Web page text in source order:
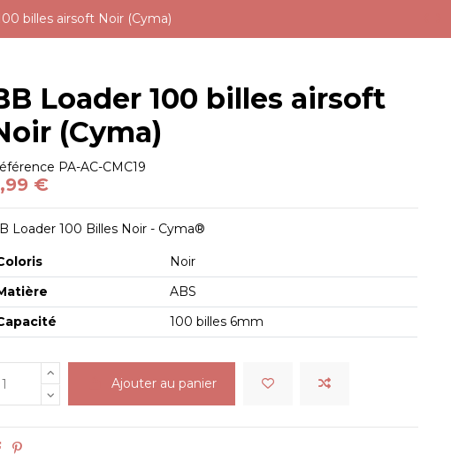
billes airsoft Noir (Cyma)
Loader 100 billes airsoft
(Cyma)
PA-AC-CMC19
€
Loader 100 Billes Noir - Cyma®
Noir
ABS
100 billes 6mm
Ajouter au panier